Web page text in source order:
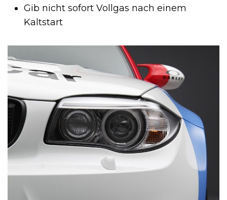
Gib nicht sofort Vollgas nach einem
Kaltstart